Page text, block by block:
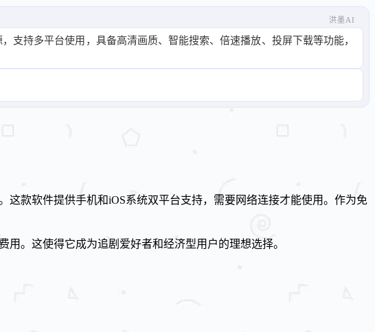
洪墨AI
持多平台使用，具备高清画质、智能搜索、倍速播放、投屏下载等功能，
款软件提供手机和iOS系统双平台支持，需要网络连接才能使用。作为免
。这使得它成为追剧爱好者和经济型用户的理想选择。